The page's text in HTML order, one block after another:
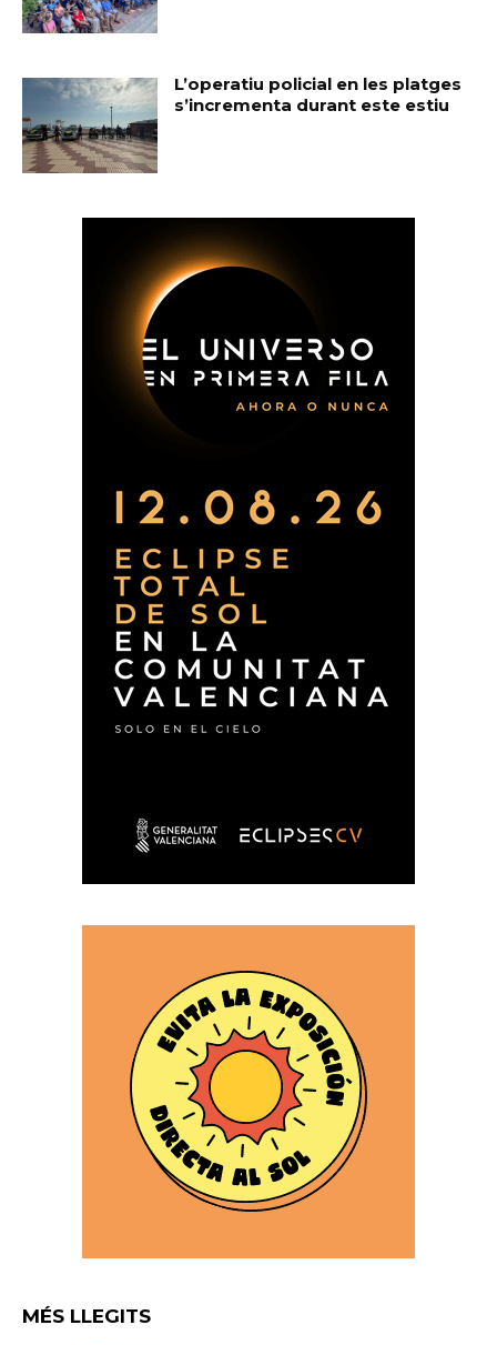
L’operatiu policial en les platges
s’incrementa durant este estiu
MÉS LLEGITS